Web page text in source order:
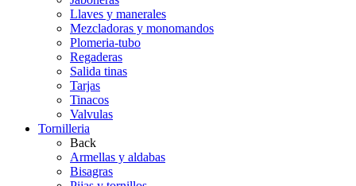
Llaves y manerales
Mezcladoras y monomandos
Plomeria-tubo
Regaderas
Salida tinas
Tarjas
Tinacos
Valvulas
Tornilleria
Back
Armellas y aldabas
Bisagras